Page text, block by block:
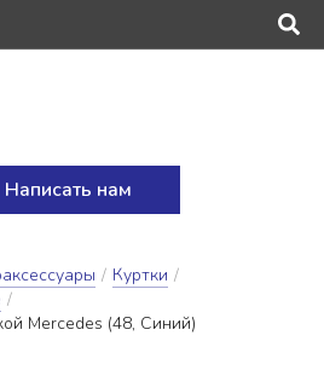
Написать нам
/ Куртки /
/
Mercedes (48, Синий)